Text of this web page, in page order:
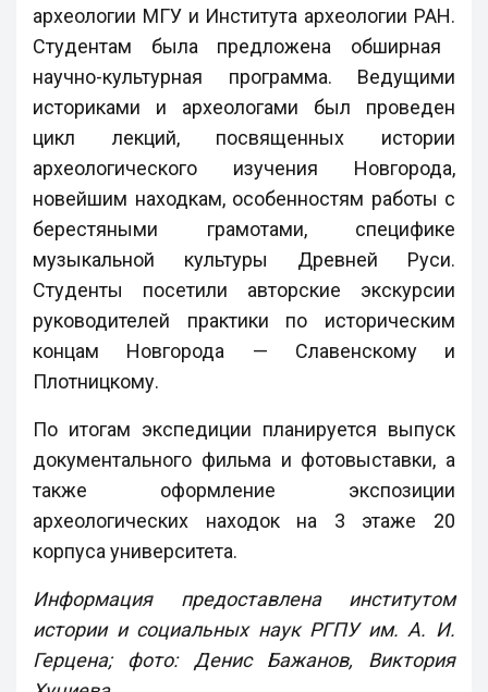
археологии МГУ и Института археологии РАН.
Студентам была предложена обширная
научно-культурная программа. Ведущими
историками и археологами был проведен
цикл лекций, посвященных истории
археологического изучения Новгорода,
новейшим находкам, особенностям работы с
берестяными грамотами, специфике
музыкальной культуры Древней Руси.
Студенты посетили авторские экскурсии
руководителей практики по историческим
концам Новгорода — Славенскому и
Плотницкому.
По итогам экспедиции планируется выпуск
документального фильма и фотовыставки, а
также оформление экспозиции
археологических находок на 3 этаже 20
корпуса университета.
Информация предоставлена институтом
истории и социальных наук РГПУ им. А. И.
Герцена; фото: Денис Бажанов, Виктория